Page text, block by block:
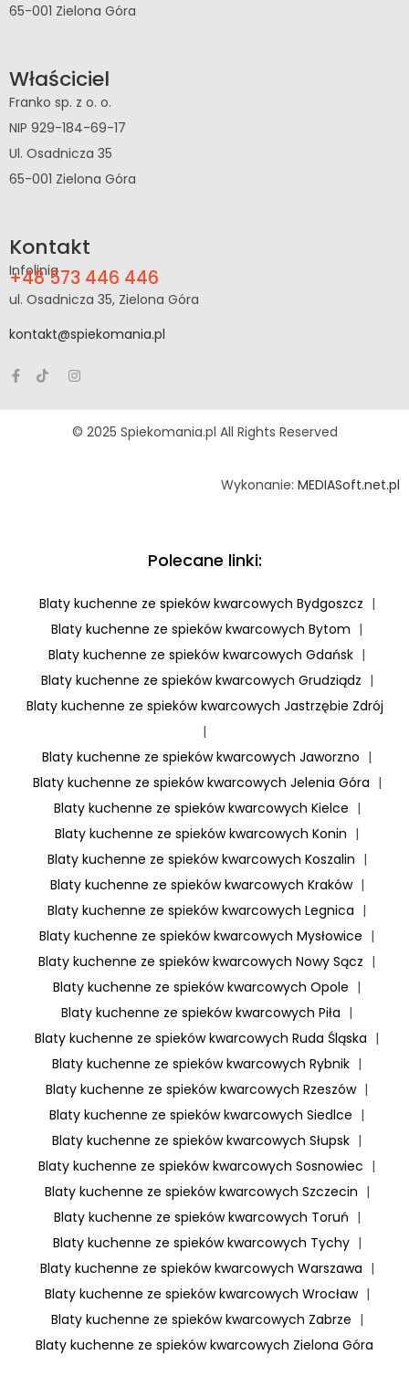
65-001 Zielona Góra
Właściciel
Franko sp. z o. o.
NIP 929-184-69-17
Ul. Osadnicza 35
65-001 Zielona Góra
Kontakt
Infolinia
+48 573 446 446
ul. Osadnicza 35, Zielona Góra
kontakt@spiekomania.pl
© 2025 Spiekomania.pl All Rights Reserved
Wykonanie: MEDIASoft.net.pl
Polecane linki:
Blaty kuchenne ze spieków kwarcowych Bydgoszcz |
Blaty kuchenne ze spieków kwarcowych Bytom |
Blaty kuchenne ze spieków kwarcowych Gdańsk |
Blaty kuchenne ze spieków kwarcowych Grudziądz |
Blaty kuchenne ze spieków kwarcowych Jastrzębie Zdrój
|
Blaty kuchenne ze spieków kwarcowych Jaworzno |
Blaty kuchenne ze spieków kwarcowych Jelenia Góra |
Blaty kuchenne ze spieków kwarcowych Kielce |
Blaty kuchenne ze spieków kwarcowych Konin |
Blaty kuchenne ze spieków kwarcowych Koszalin |
Blaty kuchenne ze spieków kwarcowych Kraków |
Blaty kuchenne ze spieków kwarcowych Legnica |
Blaty kuchenne ze spieków kwarcowych Mysłowice |
Blaty kuchenne ze spieków kwarcowych Nowy Sącz |
Blaty kuchenne ze spieków kwarcowych Opole |
Blaty kuchenne ze spieków kwarcowych Piła |
Blaty kuchenne ze spieków kwarcowych Ruda Śląska |
Blaty kuchenne ze spieków kwarcowych Rybnik |
Blaty kuchenne ze spieków kwarcowych Rzeszów |
Blaty kuchenne ze spieków kwarcowych Siedlce |
Blaty kuchenne ze spieków kwarcowych Słupsk |
Blaty kuchenne ze spieków kwarcowych Sosnowiec |
Blaty kuchenne ze spieków kwarcowych Szczecin |
Blaty kuchenne ze spieków kwarcowych Toruń |
Blaty kuchenne ze spieków kwarcowych Tychy |
Blaty kuchenne ze spieków kwarcowych Warszawa |
Blaty kuchenne ze spieków kwarcowych Wrocław |
Blaty kuchenne ze spieków kwarcowych Zabrze |
Blaty kuchenne ze spieków kwarcowych Zielona Góra